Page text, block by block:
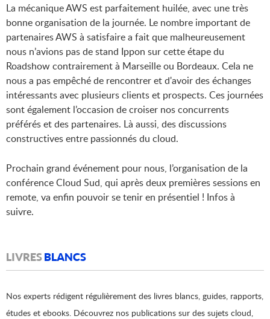
La mécanique AWS est parfaitement huilée, avec une très
bonne organisation de la journée. Le nombre important de
partenaires AWS à satisfaire a fait que malheureusement
nous n’avions pas de stand Ippon sur cette étape du
Roadshow contrairement à Marseille ou Bordeaux. Cela ne
nous a pas empêché de rencontrer et d'avoir des échanges
intéressants avec plusieurs clients et prospects. Ces journées
sont également l’occasion de croiser nos concurrents
préférés et des partenaires. Là aussi, des discussions
constructives entre passionnés du cloud.
Prochain grand événement pour nous, l’organisation de la
conférence Cloud Sud, qui après deux premières sessions en
remote, va enfin pouvoir se tenir en présentiel ! Infos à
suivre.
LIVRESBLANCS
Nos experts rédigent régulièrement des livres blancs, guides, rapports,
études et ebooks. Découvrez nos publications sur des sujets cloud,